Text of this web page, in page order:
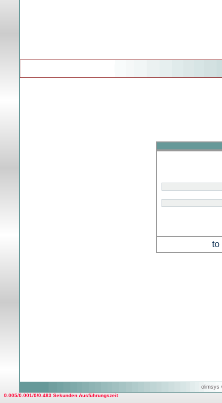
to
olimsys
0.005/0.001/0/0.483 Sekunden Ausführungszeit